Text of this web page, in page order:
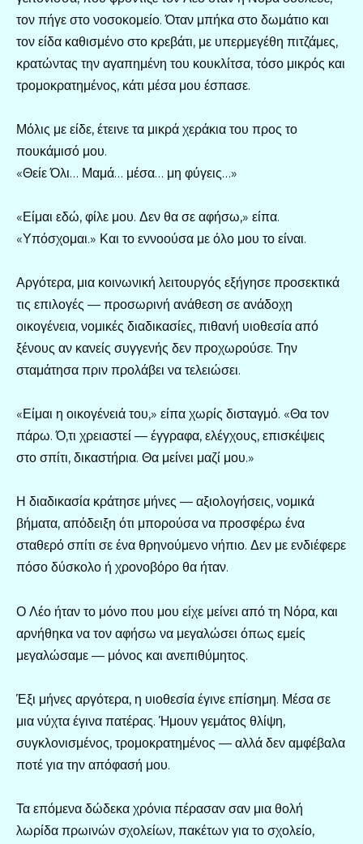
τον πήγε στο νοσοκομείο. Όταν μπήκα στο δωμάτιο και
τον είδα καθισμένο στο κρεβάτι, με υπερμεγέθη πιτζάμες,
κρατώντας την αγαπημένη του κουκλίτσα, τόσο μικρός και
τρομοκρατημένος, κάτι μέσα μου έσπασε.
Μόλις με είδε, έτεινε τα μικρά χεράκια του προς το
πουκάμισό μου.
«Θείε Όλι… Μαμά… μέσα… μη φύγεις…»
«Είμαι εδώ, φίλε μου. Δεν θα σε αφήσω,» είπα.
«Υπόσχομαι.» Και το εννοούσα με όλο μου το είναι.
Αργότερα, μια κοινωνική λειτουργός εξήγησε προσεκτικά
τις επιλογές — προσωρινή ανάθεση σε ανάδοχη
οικογένεια, νομικές διαδικασίες, πιθανή υιοθεσία από
ξένους αν κανείς συγγενής δεν προχωρούσε. Την
σταμάτησα πριν προλάβει να τελειώσει.
«Είμαι η οικογένειά του,» είπα χωρίς δισταγμό. «Θα τον
πάρω. Ό,τι χρειαστεί — έγγραφα, ελέγχους, επισκέψεις
στο σπίτι, δικαστήρια. Θα μείνει μαζί μου.»
Η διαδικασία κράτησε μήνες — αξιολογήσεις, νομικά
βήματα, απόδειξη ότι μπορούσα να προσφέρω ένα
σταθερό σπίτι σε ένα θρηνούμενο νήπιο. Δεν με ενδιέφερε
πόσο δύσκολο ή χρονοβόρο θα ήταν.
Ο Λέο ήταν το μόνο που μου είχε μείνει από τη Νόρα, και
αρνήθηκα να τον αφήσω να μεγαλώσει όπως εμείς
μεγαλώσαμε — μόνος και ανεπιθύμητος.
Έξι μήνες αργότερα, η υιοθεσία έγινε επίσημη. Μέσα σε
μια νύχτα έγινα πατέρας. Ήμουν γεμάτος θλίψη,
συγκλονισμένος, τρομοκρατημένος — αλλά δεν αμφέβαλα
ποτέ για την απόφασή μου.
Τα επόμενα δώδεκα χρόνια πέρασαν σαν μια θολή
λωρίδα πρωινών σχολείων, πακέτων για το σχολείο,